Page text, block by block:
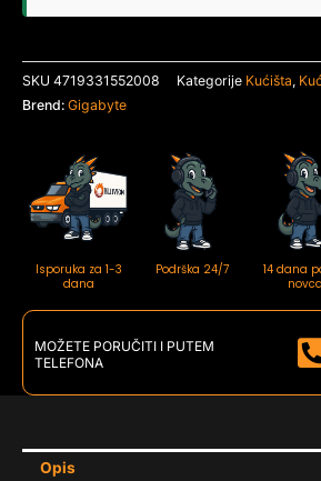
SKU 4719331552008 Kategorije Kućišta,
Brend: Gigabyte
Isporuka za 1-3
dana
Podrška 24/7
14 dana
novca
MOŽETE PORUČITI I PUTEM
TELEFONA
Opis